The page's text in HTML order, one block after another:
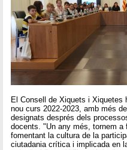
El Consell de Xiquets i
nou curs 2022-2023, amb més
designats després dels
docents. "Un any més, tornem a
fomentant la cultura de la
ciutadania crítica i implicada en